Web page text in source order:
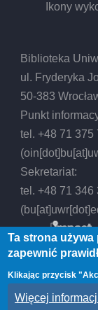
Ikony
Biblioteka
ul. Fryderyka
50-383
Punkt
tel. +48 71
Sekretariat:
tel. +48 71 346
© 2026 Biblioteka
All rights
Ta strona
zapewnić
Klikając przycisk
Więcej